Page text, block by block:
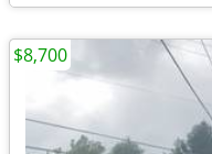
$8,700